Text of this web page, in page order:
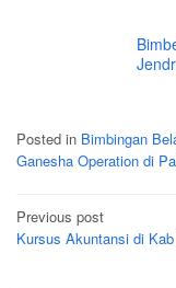
Posted in Bimbingan
Ganesha Operation di
Post
navigation
Previous post
Kursus Akuntansi di